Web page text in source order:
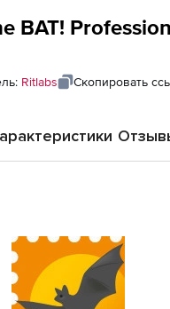
BAT!
Ritlabs Скопировать